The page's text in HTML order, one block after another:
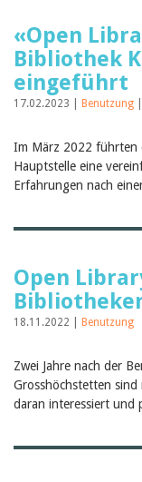
Javier Lopez
Céline Graf
Felicitas Isler
Andrea Grichting
Therese von
Nicole Rothen
Alle Autoren
Archiv
Juli 2026
März 2026
September 2025
Juli 2025
Juni 2025
2024
2023
2022
«Open
Bibliothek
eingeführt
17.02.2023 | Benutzung
Im März 2022 führten
Hauptstelle eine
Erfahrungen nach
Open
18.11.2022 | Benutzung
Zwei Jahre nach der
Grosshöchstetten
daran interessiert und